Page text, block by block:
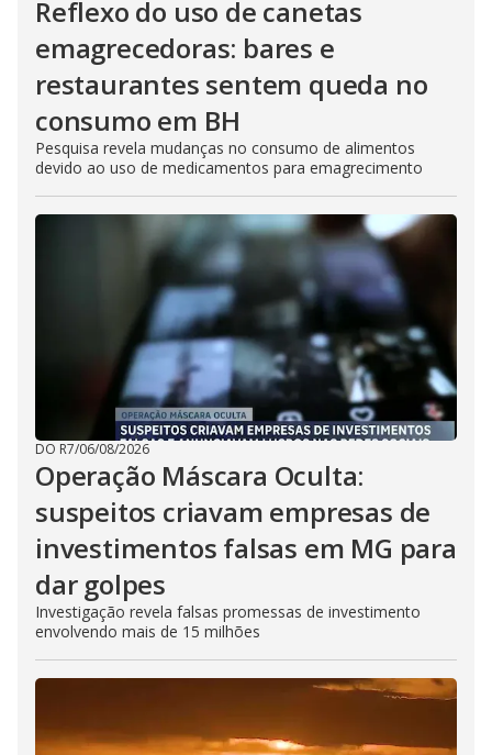
Reflexo do uso de canetas
emagrecedoras: bares e
restaurantes sentem queda no
consumo em BH
Pesquisa revela mudanças no consumo de alimentos
devido ao uso de medicamentos para emagrecimento
DO R7/06/08/2026
Operação Máscara Oculta:
suspeitos criavam empresas de
investimentos falsas em MG para
dar golpes
Investigação revela falsas promessas de investimento
envolvendo mais de 15 milhões